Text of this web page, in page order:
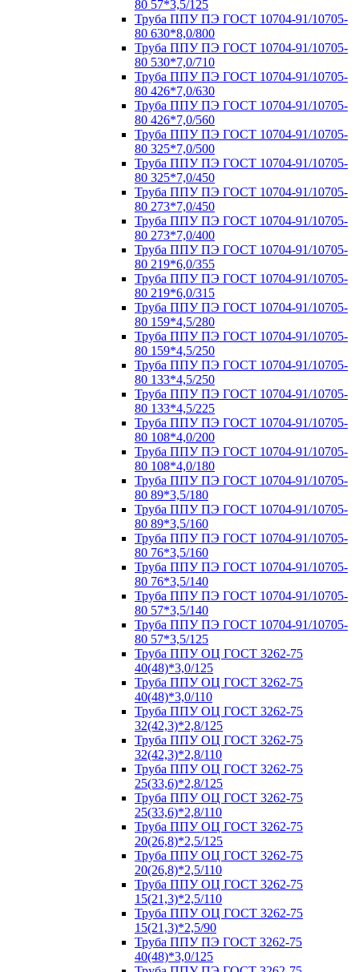
80 57*3,5/125
Труба ППУ ПЭ ГОСТ 10704-91/10705-
80 630*8,0/800
Труба ППУ ПЭ ГОСТ 10704-91/10705-
80 530*7,0/710
Труба ППУ ПЭ ГОСТ 10704-91/10705-
80 426*7,0/630
Труба ППУ ПЭ ГОСТ 10704-91/10705-
80 426*7,0/560
Труба ППУ ПЭ ГОСТ 10704-91/10705-
80 325*7,0/500
Труба ППУ ПЭ ГОСТ 10704-91/10705-
80 325*7,0/450
Труба ППУ ПЭ ГОСТ 10704-91/10705-
80 273*7,0/450
Труба ППУ ПЭ ГОСТ 10704-91/10705-
80 273*7,0/400
Труба ППУ ПЭ ГОСТ 10704-91/10705-
80 219*6,0/355
Труба ППУ ПЭ ГОСТ 10704-91/10705-
80 219*6,0/315
Труба ППУ ПЭ ГОСТ 10704-91/10705-
80 159*4,5/280
Труба ППУ ПЭ ГОСТ 10704-91/10705-
80 159*4,5/250
Труба ППУ ПЭ ГОСТ 10704-91/10705-
80 133*4,5/250
Труба ППУ ПЭ ГОСТ 10704-91/10705-
80 133*4,5/225
Труба ППУ ПЭ ГОСТ 10704-91/10705-
80 108*4,0/200
Труба ППУ ПЭ ГОСТ 10704-91/10705-
80 108*4,0/180
Труба ППУ ПЭ ГОСТ 10704-91/10705-
80 89*3,5/180
Труба ППУ ПЭ ГОСТ 10704-91/10705-
80 89*3,5/160
Труба ППУ ПЭ ГОСТ 10704-91/10705-
80 76*3,5/160
Труба ППУ ПЭ ГОСТ 10704-91/10705-
80 76*3,5/140
Труба ППУ ПЭ ГОСТ 10704-91/10705-
80 57*3,5/140
Труба ППУ ПЭ ГОСТ 10704-91/10705-
80 57*3,5/125
Труба ППУ ОЦ ГОСТ 3262-75
40(48)*3,0/125
Труба ППУ ОЦ ГОСТ 3262-75
40(48)*3,0/110
Труба ППУ ОЦ ГОСТ 3262-75
32(42,3)*2,8/125
Труба ППУ ОЦ ГОСТ 3262-75
32(42,3)*2,8/110
Труба ППУ ОЦ ГОСТ 3262-75
25(33,6)*2,8/125
Труба ППУ ОЦ ГОСТ 3262-75
25(33,6)*2,8/110
Труба ППУ ОЦ ГОСТ 3262-75
20(26,8)*2,5/125
Труба ППУ ОЦ ГОСТ 3262-75
20(26,8)*2,5/110
Труба ППУ ОЦ ГОСТ 3262-75
15(21,3)*2,5/110
Труба ППУ ОЦ ГОСТ 3262-75
15(21,3)*2,5/90
Труба ППУ ПЭ ГОСТ 3262-75
40(48)*3,0/125